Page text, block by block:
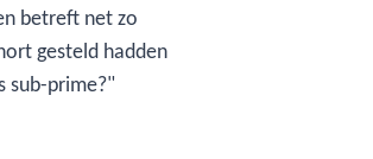
betreft net zo
gesteld hadden
sub-prime?"